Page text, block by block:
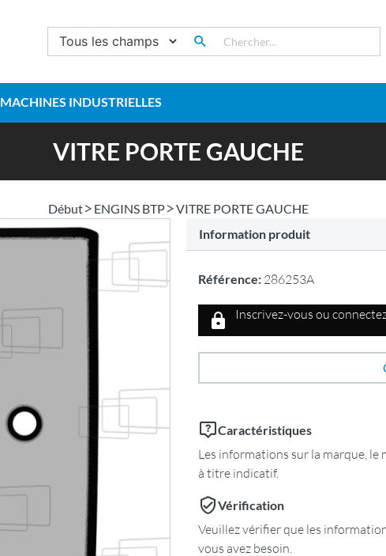
MACHINES INDUSTRIELLES
VITRE PORTE GAUCHE
Début ENGINS BTP
VITRE PORTE GAUCHE
Information produit
Référence: 286253A
Inscrivez-vous ou
Caractéristiques
Les informations sur la marque,
à titre indicatif.
Vérification
Veuillez vérifier que les
vous avez besoin.